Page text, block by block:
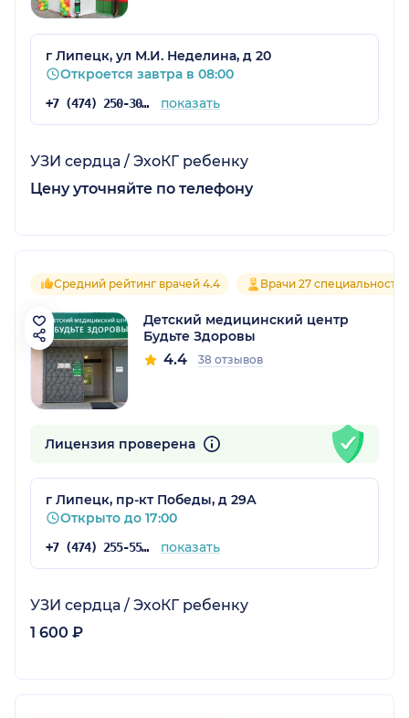
г Липецк, ул М.И. Неделина, д 20
Откроется завтра в 08:00
+7 (474) 250-30-03 показать
УЗИ сердца / ЭхоКГ ребенку
Цену уточняйте по телефону
Средний рейтинг врачей 4.4 Врачи 27
Детский медицинский центр
Будьте Здоровы
4.4 38 отзывов
Лицензия проверена
г Липецк, пр-кт Победы, д 29А
Открыто до 17:00
+7 (474) 255-55-16 показать
УЗИ сердца / ЭхоКГ ребенку
1 600 ₽